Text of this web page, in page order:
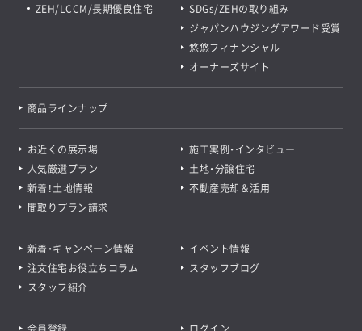
ZEH/LCCM/長期優良住宅
SDGs/ZEHの取り組み
ジャパンハウジングアワード受賞
悠悠フィナンシャル
オーナーズサイト
商品ラインナップ
お近くの展示場
施工実例・インタビュー
人気厳選プラン
土地・分譲住宅
新着！土地情報
不動産売却＆活用
間取りプラン請求
新着・キャンペーン情報
イベント情報
注文住宅お役立ちコラム
スタッフブログ
スタッフ紹介